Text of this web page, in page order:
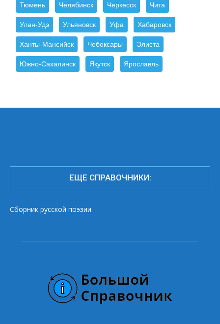
Тюмень Челябинск Черкесск Чита
Улан-Удэ Ульяновск Уфа Хабаровск
Ханты-Мансийск Чебоксары Элиста
Южно-Сахалинск Якутск Ярославль
ЕЩЕ СПРАВОЧНИКИ:
Сборник русской поэзии